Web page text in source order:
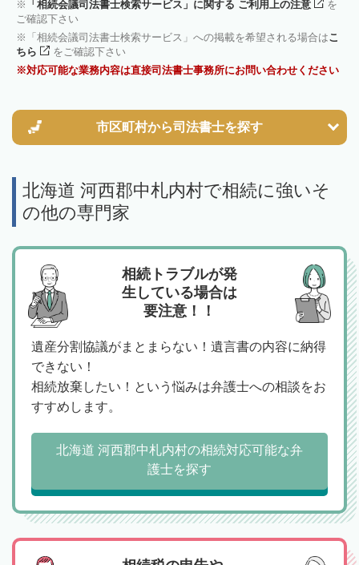
「相続会議司法書士検索サービス」に関する ご利用上の注意
を
ご確認下さい
「相続会議司法書士検索サービス」への掲載を希望される場合はこ
ちら
をご確認下さい
対応可能な業務内容は直接司法書士事務所にお問い合わせください
市区町村から司法書士を探す
北海道 河西郡中札内村で相続に強いそ
の他の専門家
相続トラブルが発
生している場合は
要注意！！
遺産分割協議がまとまらない！遺言書の内容に納得
できない！
相続放棄したい！という悩みは弁護士への相談をお
すすめします。
北海道 河西郡中札内村の相続対応可能な弁
護士を探す